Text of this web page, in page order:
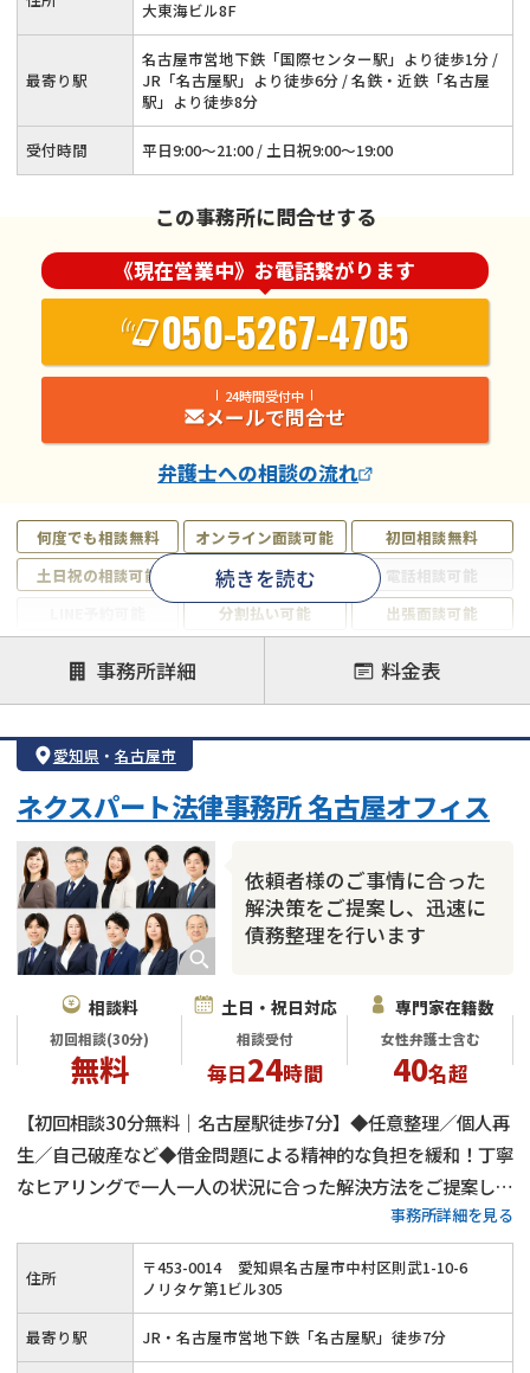
何度でも相談無料 オンライン面談可能
初回相談無料
土日祝の相談可能
19時以降電話可能
電話相談可能
分割払い可能
出張面談可能
借金返済相談・交渉
自己破産
任意整理
個人再生
会社破産・法人破産
住宅ローン
消費者金融・サラ金
カードローン
続きを読む
大東海ビル8F
最寄り駅
名古屋市営地下鉄「国際センター駅」より徒歩1分 /
JR「名古屋駅」より徒歩6分 / 名鉄・近鉄「名古屋
駅」より徒歩8分
受付時間 平日9:00～21:00 / 土日祝9:00～19:00
この事務所に問合せする
《現在営業中》お電話繋がります
050-5267-4705
24時間受付中
メールで問合せ
弁護士への相談の流れ
事務所詳細 料金表
愛知県 ・ 名古屋市
依頼者様のご事情に合った
解決策をご提案し、迅速に
債務整理を行います
ネクスパート法律事務所 名古屋オフィス
相談料
初回相談(30分)
無料
土日・祝日対応
相談受付
毎日24時間
専門家在籍数
女性弁護士含む
40名超
【初回相談30分無料｜名古屋駅徒歩7分】◆任意整理／個人再
生／自己破産など◆借金問題による精神的な負担を緩和！丁寧
なヒアリングで一人一人の状況に合った解決方法をご提案しま
す◎ご事情によって弁護士費用の分割も可能！借金でお悩みの
方はお気軽にご相談ください≪夜間・土日祝のご相談にも対応
≫
事務所詳細を見る
住所 〒453-0014
愛知県名古屋市中村区則武1-10-6
ノリタケ第1ビル305
最寄り駅 JR・名古屋市営地下鉄「名古屋駅」徒歩7分